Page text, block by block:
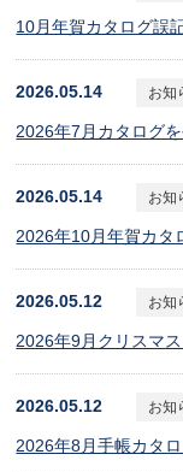
10月年賀カタログ誤
2026.05.14 お知
2026年7月カタログ
2026.05.14 お知
2026年10月年賀カタ
2026.05.12 お知
2026年9月クリスマ
2026.05.12 お知
2026年8月手帳カタ